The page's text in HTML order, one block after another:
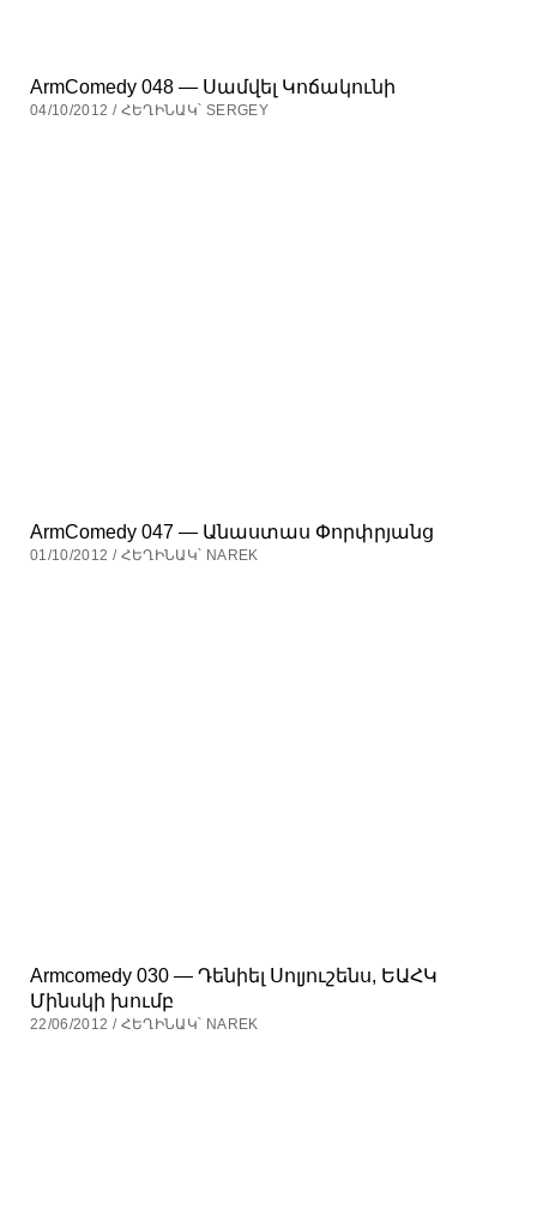
ArmComedy 048 — Սամվել Կոճակունի
04/10/2012 / ՀԵՂԻՆԱԿ՝ SERGEY
ArmComedy 047 — Անաստաս Փորփրյանց
01/10/2012 / ՀԵՂԻՆԱԿ՝ NAREK
Armcomedy 030 — Դենիել Սոլյուշենս, ԵԱՀԿ
Մինսկի խումբ
22/06/2012 / ՀԵՂԻՆԱԿ՝ NAREK